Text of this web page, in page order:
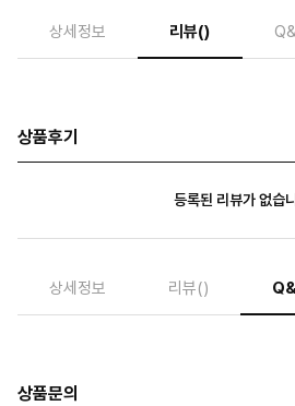
상세정보 리뷰()
상품후기
등록된 리뷰가 없습
상세정보 리뷰()
상품문의